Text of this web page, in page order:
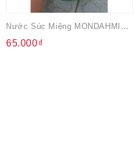
65.000₫